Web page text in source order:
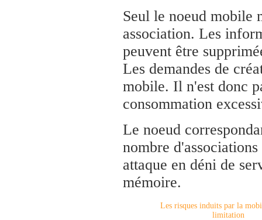
Seul le noeud mobile
association. Les
peuvent être
Les demandes de
mobile. Il n'est donc
consommation
Le noeud
nombre
attaque en déni de
mémoire.
Les risques induits par la
limitation